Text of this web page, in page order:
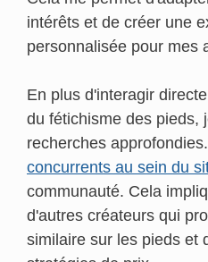
intérêts et de créer une
personnalisée pour mes
En plus d'interagir
du fétichisme des pieds,
recherches approfondies.
concurrents au sein du
communauté. Cela
d'autres créateurs qui
similaire sur les pieds et